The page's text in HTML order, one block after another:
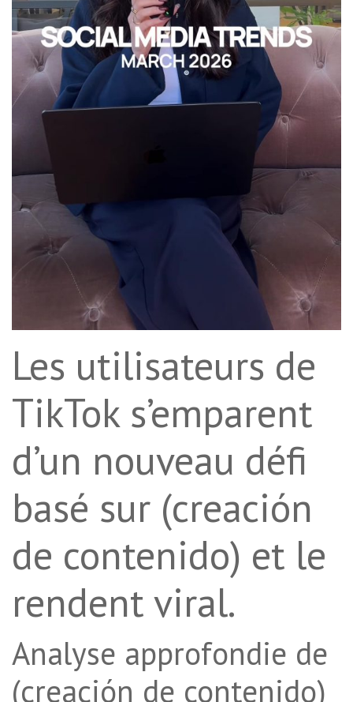
Les utilisateurs de
TikTok s’emparent
d’un nouveau défi
basé sur (creación
de contenido) et le
rendent viral.
Analyse approfondie de
(creación de contenido)